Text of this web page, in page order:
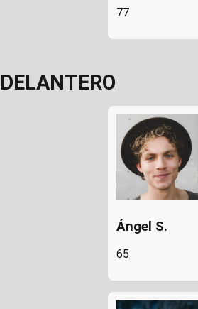
77
DELANTERO
Ángel S.
65